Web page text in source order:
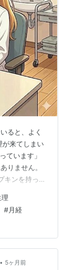
ると、よく
が来てしまい
ています」
りません。
キンを持って
を、養護教
理が来た
はトイレで
の対処法 ①
際によくあ
#月経
• 5ヶ月前